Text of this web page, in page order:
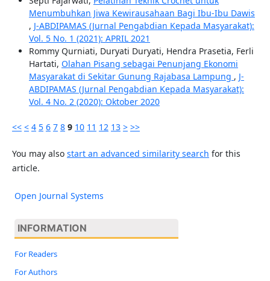
Menumbuhkan Jiwa Kewirausahaan Bagi Ibu-Ibu Dawis
, J-ABDIPAMAS (Jurnal Pengabdian Kepada Masyarakat):
Vol. 5 No. 1 (2021): APRIL 2021
Rommy Qurniati, Duryati Duryati, Hendra Prasetia, Ferli
Hartati, Olahan Pisang sebagai Penunjang Ekonomi
Masyarakat di Sekitar Gunung Rajabasa Lampung , J-
ABDIPAMAS (Jurnal Pengabdian Kepada Masyarakat):
Vol. 4 No. 2 (2020): Oktober 2020
<< < 4 5 6 7 8 9 10 11 12 13 > >>
You may also start an advanced similarity search for this
article.
Open Journal Systems
INFORMATION
For Readers
For Authors